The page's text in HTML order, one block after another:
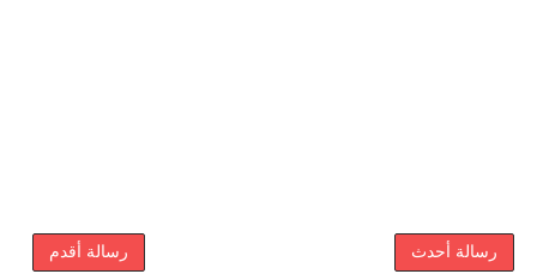
رسالة أحدث رسالة أقدم